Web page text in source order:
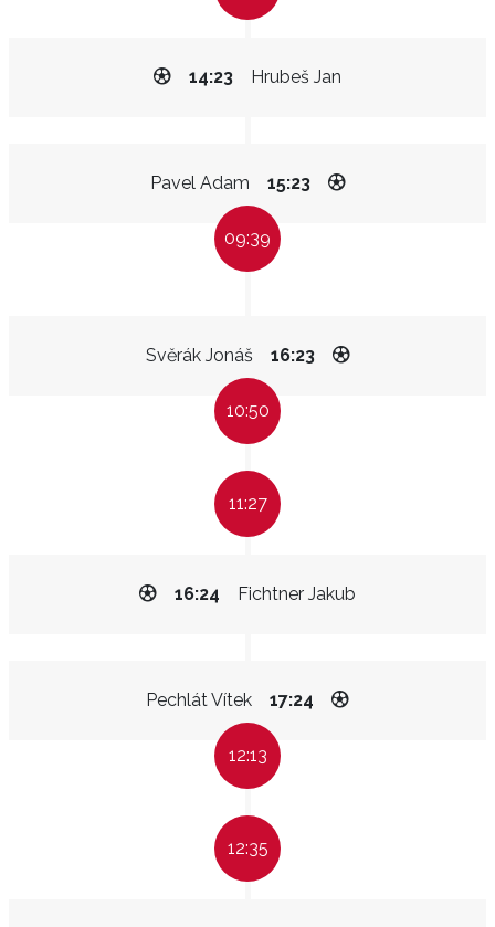
Hrubeš Jan
14:23
Pavel Adam 15:23
09:39
Svěrák Jonáš 16:23
10:50
11:27
Fichtner Jakub
16:24
Pechlát Vítek 17:24
12:13
12:35